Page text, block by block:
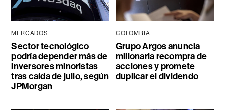
MERCADOS
Sector tecnológico
podría depender más de
inversores minoristas
tras caída de julio, según
JPMorgan
COLOMBIA
Grupo Argos anuncia
millonaria recompra de
acciones y promete
duplicar el dividendo